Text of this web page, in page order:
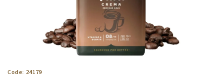
Code: 24179